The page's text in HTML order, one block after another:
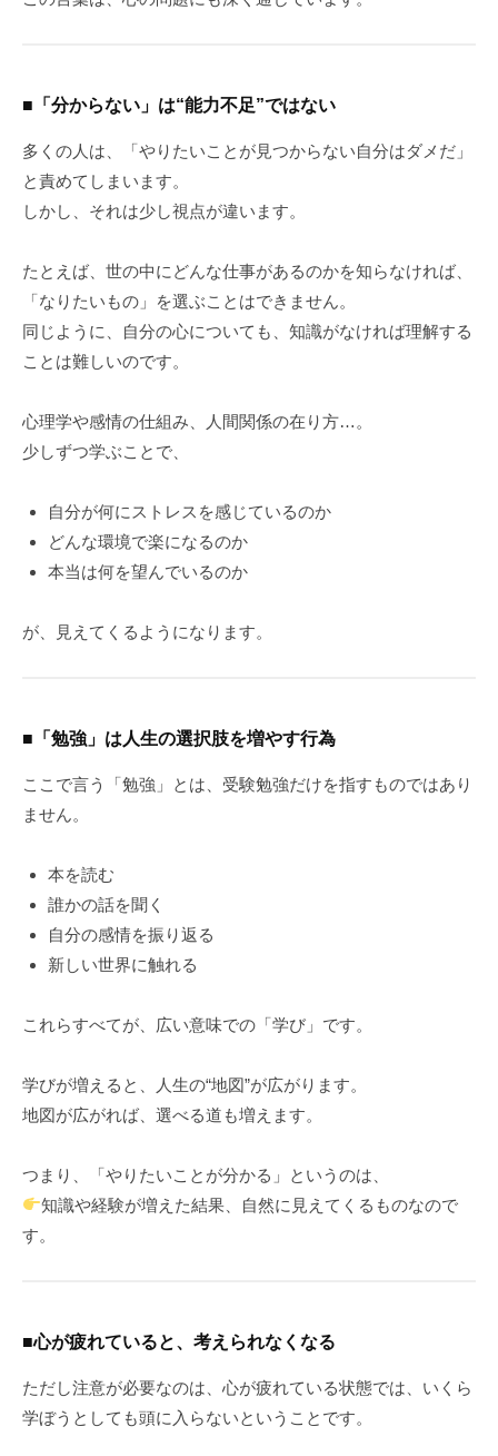
■「分からない」は“能力不足”ではない
多くの人は、「やりたいことが見つからない自分はダメだ」
と責めてしまいます。
しかし、それは少し視点が違います。
たとえば、世の中にどんな仕事があるのかを知らなければ、
「なりたいもの」を選ぶことはできません。
同じように、自分の心についても、知識がなければ理解する
ことは難しいのです。
心理学や感情の仕組み、人間関係の在り方…。
少しずつ学ぶことで、
自分が何にストレスを感じているのか
どんな環境で楽になるのか
本当は何を望んでいるのか
が、見えてくるようになります。
■「勉強」は人生の選択肢を増やす行為
ここで言う「勉強」とは、受験勉強だけを指すものではあり
ません。
本を読む
誰かの話を聞く
自分の感情を振り返る
新しい世界に触れる
これらすべてが、広い意味での「学び」です。
学びが増えると、人生の“地図”が広がります。
地図が広がれば、選べる道も増えます。
つまり、「やりたいことが分かる」というのは、
知識や経験が増えた結果、自然に見えてくるものなので
す。
■心が疲れていると、考えられなくなる
ただし注意が必要なのは、心が疲れている状態では、いくら
学ぼうとしても頭に入らないということです。